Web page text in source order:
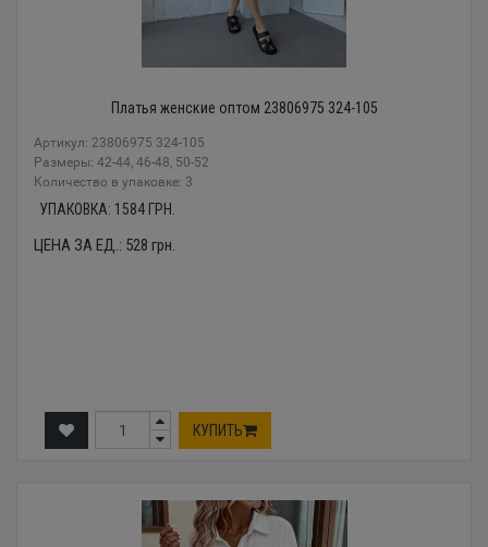
Платья женские оптом 23806975 324-105
Артикул: 23806975 324-105
Размеры: 42-44, 46-48, 50-52
Количество в упаковке: 3
УПАКОВКА: 1584 ГРН.
ЦЕНА ЗА ЕД.: 528 грн.
КУПИТЬ